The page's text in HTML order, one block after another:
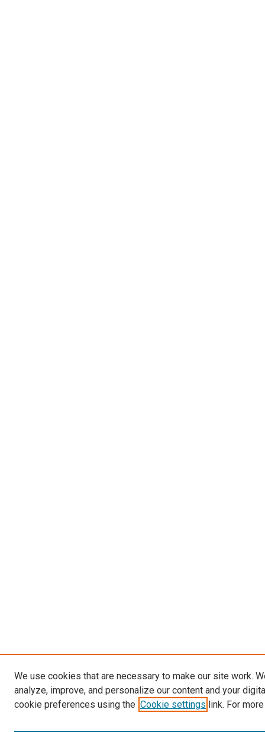
We use cookies that are necessary to make our site work.
analyze, improve, and personalize our content and your
cookie preferences using the Cookie settings link. For